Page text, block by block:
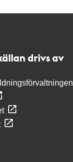
drivs av